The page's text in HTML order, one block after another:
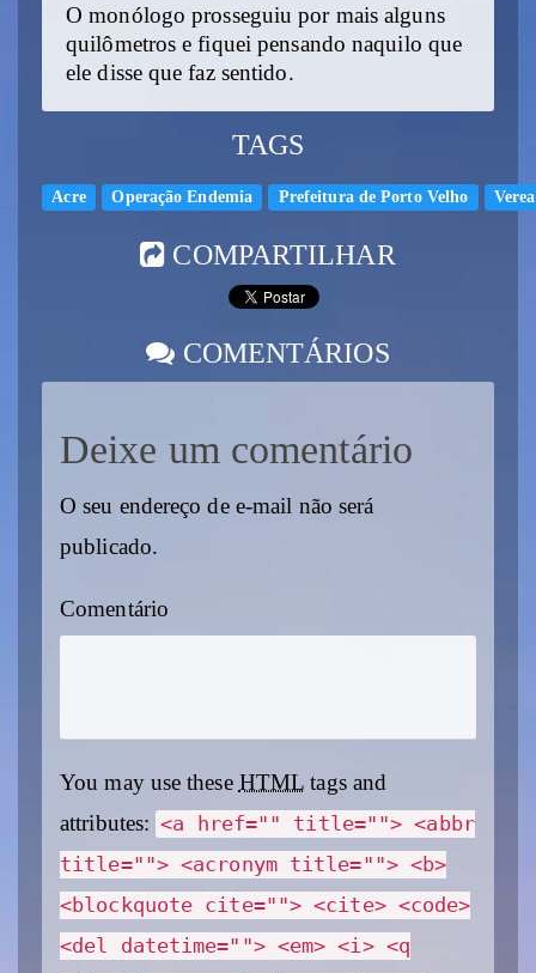
O monólogo prosseguiu por mais alguns
quilômetros e fiquei pensando naquilo que
ele disse que faz sentido.
TAGS
Acre Operação Endemia Prefeitura de Porto Velho
COMPARTILHAR
COMENTÁRIOS
Deixe um comentário
O seu endereço de e-mail não será
publicado.
Comentário
You may use these HTML tags and
attributes: <a href="" title=""> <abbr
title=""> <acronym title=""> <b>
<blockquote cite=""> <cite> <code>
<del datetime=""> <em> <i> <q